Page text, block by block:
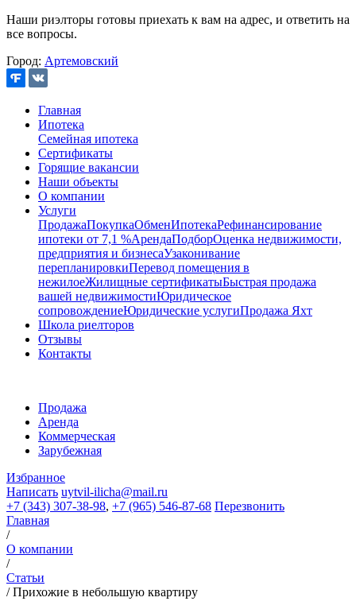
Наши риэлторы готовы приехать к вам на адрес, и ответить на
все вопросы.
Город: Артемовский
Главная
Ипотека
Семейная ипотека
Сертификаты
Горящие вакансии
Наши объекты
О компании
Услуги
ПродажаПокупкаОбменИпотекаРефинансирование
ипотеки от 7,1 %АрендаПодборОценка недвижимости,
предприятия и бизнесаУзаконивание
перепланировкиПеревод помещения в
нежилоеЖилищные сертификатыБыстрая продажа
вашей недвижимостиЮридическое
сопровождениеЮридические услугиПродажа Яхт
Школа риелторов
Отзывы
Контакты
Продажа
Аренда
Коммерческая
Зарубежная
Избранное
Написать uytvil-ilicha@mail.ru
+7 (343) 307-38-98, +7 (965) 546-87-68 Перезвонить
Главная
/
О компании
/
Статьи
/Прихожие в небольшую квартиру